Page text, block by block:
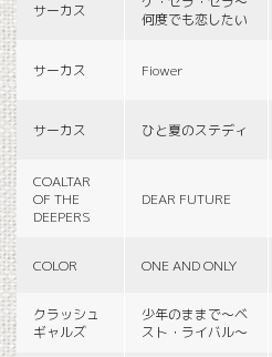
サーカス
何度でも恋したい
サーカス Fiower
サーカス ひと夏のステディ
COALTAR
OF THE
DEEPERS
DEAR FUTURE
COLOR ONE AND ONLY
クラッシュ
ギャルズ
少年のままで〜ベ
スト・ライバル〜